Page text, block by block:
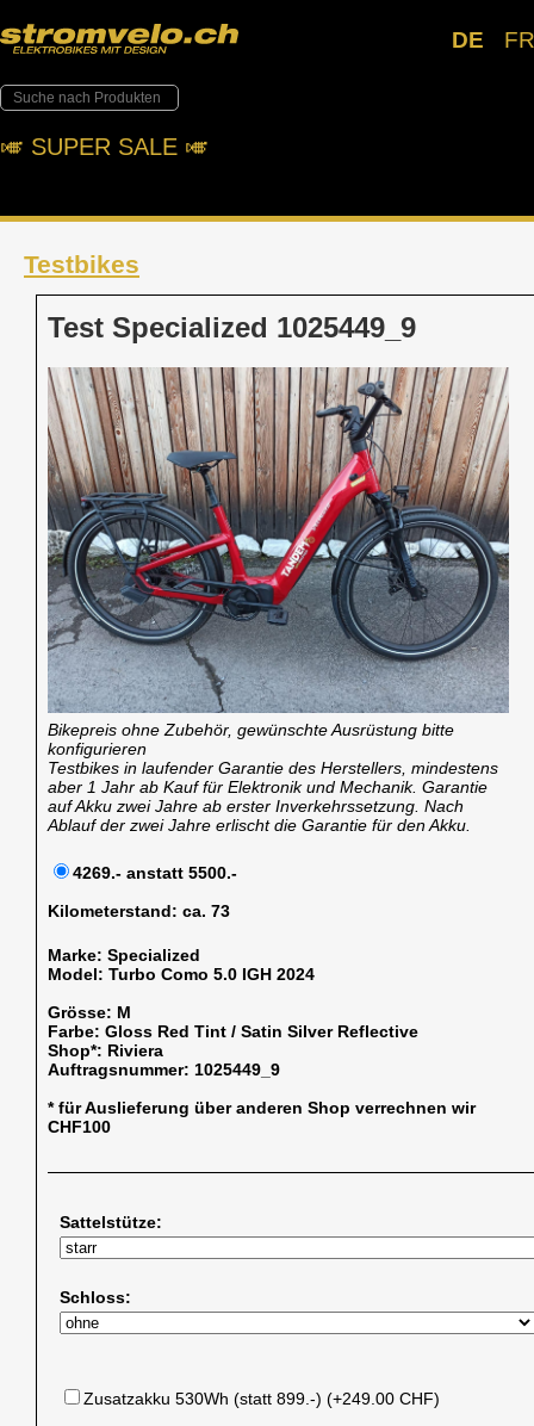
DE FR
🎺︎ SUPER SALE 🎺︎
Testbikes
Test Specialized 1025449_9
Bikepreis ohne Zubehör, gewünschte Ausrüstung bitte
konfigurieren
Testbikes in laufender Garantie des Herstellers, mindestens
aber 1 Jahr ab Kauf für Elektronik und Mechanik. Garantie
auf Akku zwei Jahre ab erster Inverkehrssetzung. Nach
Ablauf der zwei Jahre erlischt die Garantie für den Akku.
4269.- anstatt 5500.-
Kilometerstand: ca. 73
Marke:Specialized
Model:Turbo Como 5.0 IGH 2024
Grösse: M
Farbe:Gloss Red Tint / Satin Silver Reflective
Shop*: Riviera
Auftragsnummer:1025449_9
* für Auslieferung über anderen Shop verrechnen wir
CHF100
Sattelstütze:
Schloss:
Zusatzakku 530Wh (statt 899.-) (+249.00 CHF)